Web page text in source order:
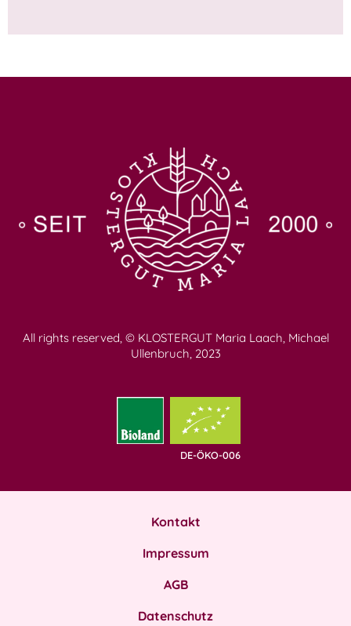
All rights reserved, © KLOSTERGUT Maria Laach, Michael
Ullenbruch, 2023
DE-ÖKO-006
Kontakt
Impressum
AGB
Datenschutz